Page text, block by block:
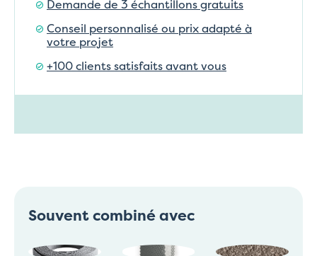
Demande de 3 échantillons gratuits
Conseil personnalisé ou prix adapté à
votre projet
+100 clients satisfaits avant vous
Souvent combiné avec